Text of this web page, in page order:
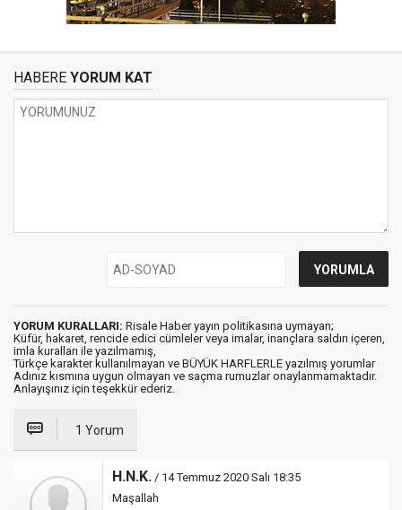
HABERE YORUM KAT
YORUM KURALLARI: Risale Haber yayın politikasına uymayan;
Küfür, hakaret, rencide edici cümleler veya imalar, inançlara saldırı içeren,
imla kuralları ile yazılmamış,
Türkçe karakter kullanılmayan ve BÜYÜK HARFLERLE yazılmış yorumlar
Adınız kısmına uygun olmayan ve saçma rumuzlar onaylanmamaktadır.
Anlayışınız için teşekkür ederiz.
1 Yorum
H.N.K. / 14 Temmuz 2020 Salı 18:35
Maşallah